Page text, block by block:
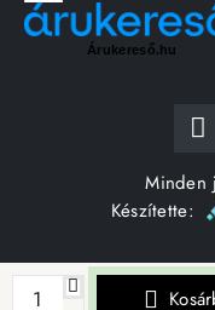
Árukereső.hu
Minden
Készítette: